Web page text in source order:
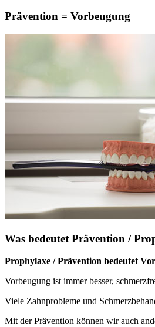
Prävention = Vorbeugung
Was bedeutet Prävention /
Prophylaxe / Prävention bedeutet
Vorbeugung ist immer besser,
Viele Zahnprobleme und
Mit der Prävention können wir auch